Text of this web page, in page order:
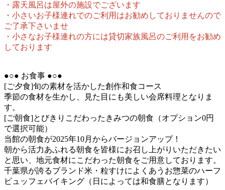
・露天風呂は屋外の施設でございます
・小さいお子様連れでのご利用はお勧めしておりませんので
ご了承下さいませ
・小さなお子様連れの方には貸切家族風呂のご利用をお勧め
しております
●○● お食事 ●○●
[ご夕食]旬の素材を活かした創作和食コース
季節の食材を生かし、見た目にも美しい会席料理となりま
す。
[ご朝食]とびきりこだわったきみつの朝食（オプション0円
で選択可能）
当館の朝食が2025年10月からバージョンアップ！
朝から活力あふれる朝食を皆様にお召し上がりいただきたい
と思い、地元食材にこだわった朝食をご用意しております。
千葉県が誇るブランド米・粒すけによくあうお惣菜のハーフ
ビュッフェバイキング（日によっては和食膳となります）